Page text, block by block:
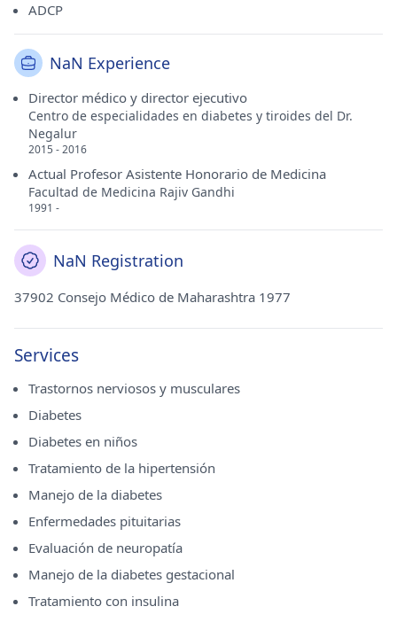
ADCP
NaN Experience
Director médico y director ejecutivo
Centro de especialidades en diabetes y tiroides del Dr.
Negalur
2015 - 2016
Actual Profesor Asistente Honorario de Medicina
Facultad de Medicina Rajiv Gandhi
1991 -
NaN Registration
37902 Consejo Médico de Maharashtra 1977
Services
Trastornos nerviosos y musculares
Diabetes
Diabetes en niños
Tratamiento de la hipertensión
Manejo de la diabetes
Enfermedades pituitarias
Evaluación de neuropatía
Manejo de la diabetes gestacional
Tratamiento con insulina